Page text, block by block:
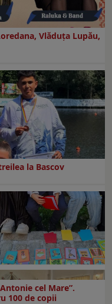
Vlăduța Lupău,
la Bascov
cel Mare”.
100 de copii